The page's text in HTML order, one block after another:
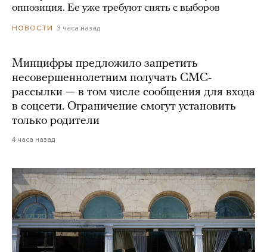
оппозиция. Ее уже требуют снять с выборов
НОВОСТИ 3 часа назад
Минцифры предложило запретить
несовершеннолетним получать СМС-
рассылки — в том числе сообщения для входа
в соцсети. Ограничение смогут установить
только родители
4 часа назад